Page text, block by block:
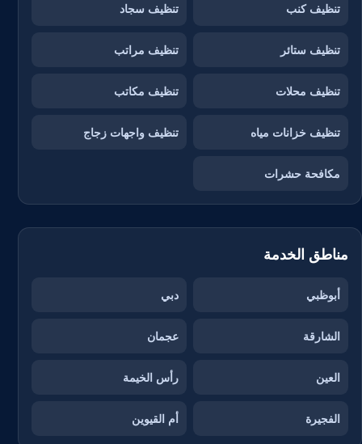
تنظيف كنب تنظيف سجاد
تنظيف ستائر تنظيف مراتب
تنظيف محلات تنظيف مكاتب
تنظيف خزانات مياه تنظيف واجهات زجاج
مكافحة حشرات
مناطق الخدمة
أبوظبي دبي
الشارقة عجمان
العين رأس الخيمة
الفجيرة أم القيوين